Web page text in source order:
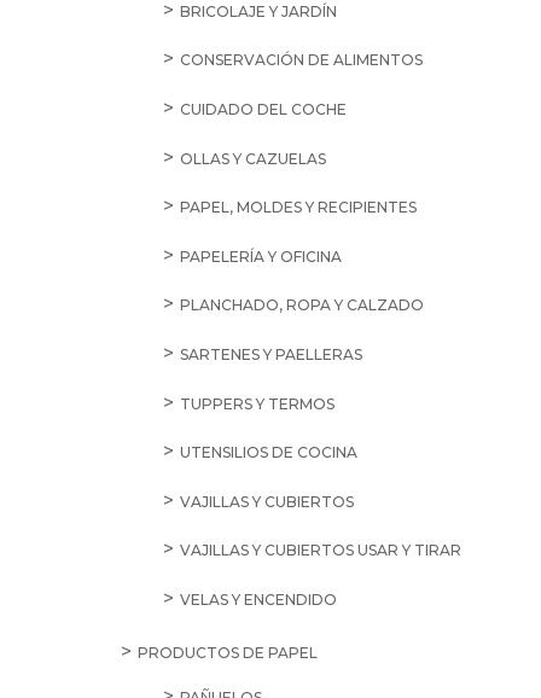
BRICOLAJE Y JARDÍN
CONSERVACIÓN DE ALIMENTOS
CUIDADO DEL COCHE
OLLAS Y CAZUELAS
PAPEL, MOLDES Y RECIPIENTES
PAPELERÍA Y OFICINA
PLANCHADO, ROPA Y CALZADO
SARTENES Y PAELLERAS
TUPPERS Y TERMOS
UTENSILIOS DE COCINA
VAJILLAS Y CUBIERTOS
VAJILLAS Y CUBIERTOS USAR Y TIRAR
VELAS Y ENCENDIDO
PRODUCTOS DE PAPEL